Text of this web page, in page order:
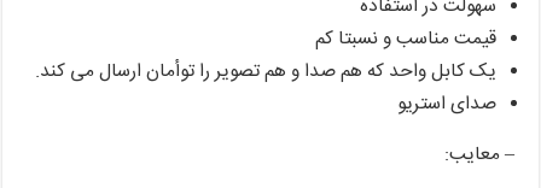
سهولت در استفاده
قیمت مناسب و نسبتا کم
یک کابل واحد که هم صدا و هم تصویر را توأمان ارسال می کند.
صدای استریو
– معایب: